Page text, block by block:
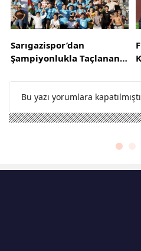
Sarıgazispor’dan
Şampiyonlukla Taçlanan
Bu yazı yorumlara